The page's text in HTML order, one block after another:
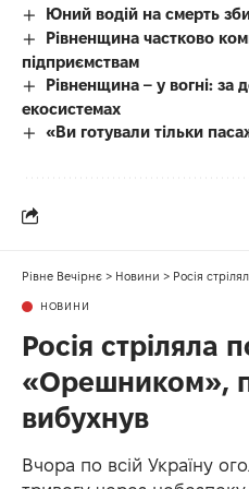
Юний водій на смерть
Рівненщина частково
підприємствам
Рівненщина – у вогні: за
екосистемах
«Ви готували тільки
Рівне Вечірнє > Новини > Росія
НОВИНИ
Росія стріляла
«Орешником»,
вибухнув
Вчора по всій Україну